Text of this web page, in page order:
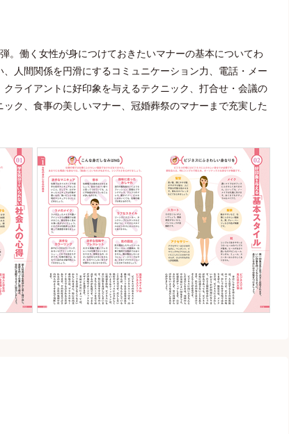
。働く女性が身につけておきたいマナーの基本についてわ
人間関係を円滑にするコミュニケーション力、電話・メー
ライアントに好印象を与えるテクニック、打合せ・会議の
ク、食事の美しいマナー、冠婚葬祭のマナーまで充実した